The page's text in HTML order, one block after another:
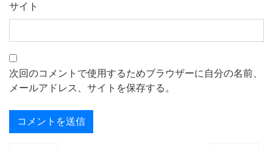
サイト
次回のコメントで使用するためブラウザーに自分の名前、
メールアドレス、サイトを保存する。